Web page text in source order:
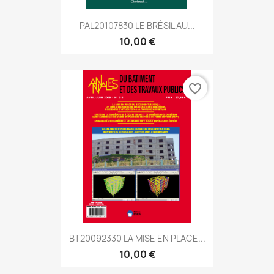
PAL20107830 LE BRÉSIL AU...
10,00 €
BT20092330 LA MISE EN PLACE...
10,00 €
favorite_border